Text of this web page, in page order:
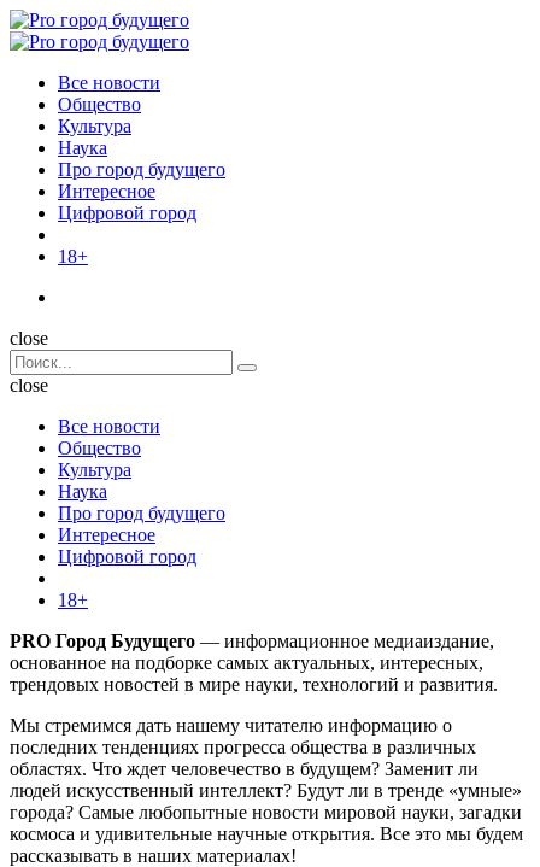
Menu
Поиск
Menu
Pro
Все новости
Общество
Культура
Наука
Про город будущего
Интересное
Цифровой город
18+
Поиск
close
Search
for:
Поиск
close
Все новости
Общество
Культура
Наука
Про город будущего
Интересное
Цифровой город
18+
PRO Город Будущего — информационное медиаиздание,
основанное на подборке самых актуальных, интересных,
трендовых новостей в мире науки, технологий и развития.
Мы стремимся дать нашему читателю информацию о
последних тенденциях прогресса общества в различных
областях. Что ждет человечество в будущем? Заменит ли
людей искусственный интеллект? Будут ли в тренде «умные»
города? Самые любопытные новости мировой науки, загадки
космоса и удивительные научные открытия. Все это мы будем
рассказывать в наших материалах!